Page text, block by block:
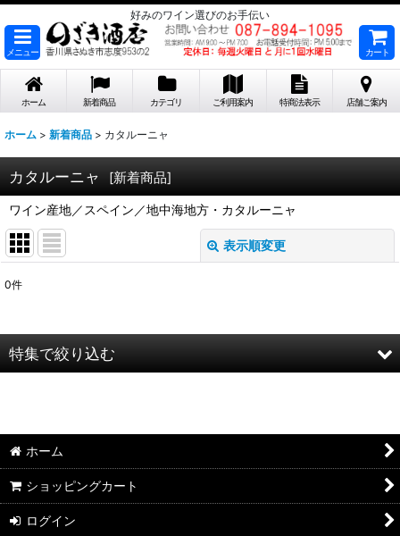
好みのワイン選びのお手伝い
メニュー カート
ホーム 新着商品 カテゴリ ご利用案内 特商法表示 店舗ご案内
ホーム > 新着商品 > カタルーニャ
カタルーニャ [新着商品]
ワイン産地／スペイン／地中海地方・カタルーニャ
表示順変更
在庫あり
0件
特集で絞り込む
2026年6月DMワイン
2026年5月DMワイン
ホーム
ショッピングカート
ログイン